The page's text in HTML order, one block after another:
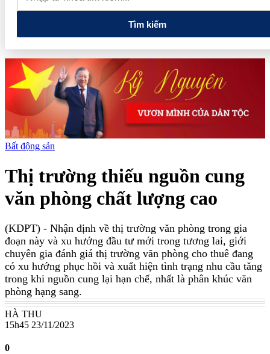
Tìm kiếm
Bất động sản
Thị trường thiếu nguồn cung
văn phòng chất lượng cao
(KDPT) - Nhận định về thị trường văn phòng trong gia
đoạn này và xu hướng đầu tư mới trong tương lai, giới
chuyên gia đánh giá thị trường văn phòng cho thuê đang
có xu hướng phục hồi và xuất hiện tình trạng nhu cầu tăng
trong khi nguồn cung lại hạn chế, nhất là phân khúc văn
phòng hạng sang.
HÀ THU
15h45 23/11/2023
0